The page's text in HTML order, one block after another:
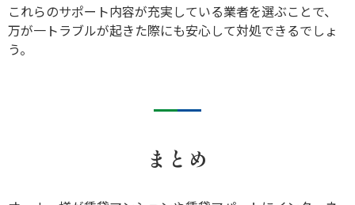
これらのサポート内容が充実している業者を選ぶことで、
万が一トラブルが起きた際にも安心して対処できるでしょ
う。
まとめ